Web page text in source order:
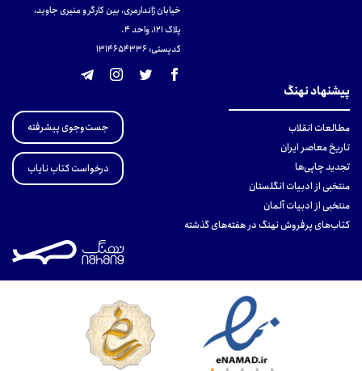
خیابان ژاندارمری، بین کارگر و منیری جاوید،
پلاک 121، واحد ۴.
کدپستی: 131465433۶
پیشنهاد نهنگ
مطالعات انقلاب
تاریخ معاصر ایران
تجدید چاپی‌ها
منتخبی از ادبیات انگلستان
منتخبی از ادبیات آلمان
کتاب‌های پرفروش نهنگ در هفته‌های گذشته
جست‌وجوی پیشرفته
درخواست کتاب نایاب